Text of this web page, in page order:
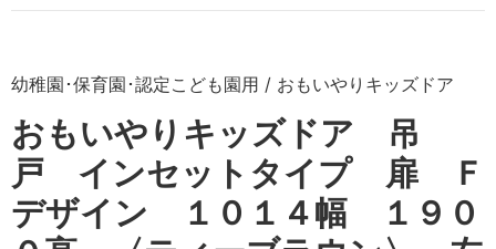
幼稚園･保育園･認定こども園用 / おもいやりキッズドア
おもいやりキッズドア 吊
戸 インセットタイプ 扉 Ｆ
デザイン １０１４幅 １９０